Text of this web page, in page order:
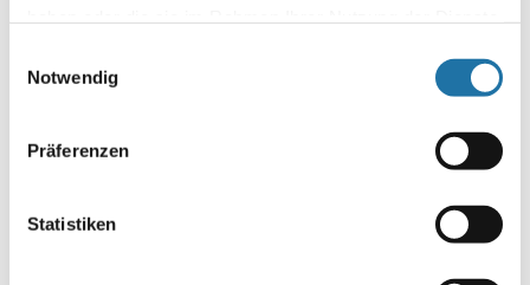
unsererDatenschutzerklärung
Notwendig
Präferenzen
Statistiken